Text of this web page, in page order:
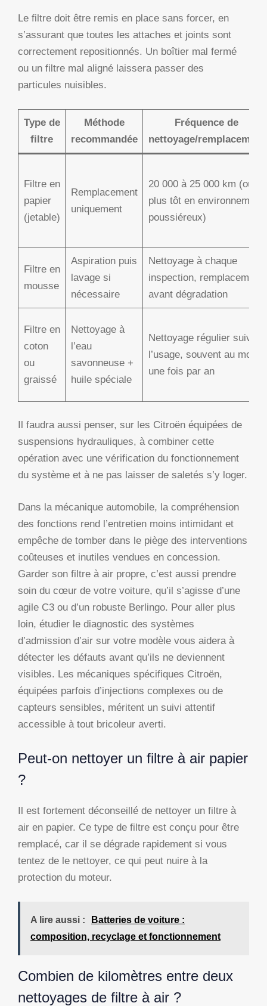
Le filtre doit être remis en place sans forcer, en
s’assurant que toutes les attaches et joints sont
correctement repositionnés. Un boîtier mal fermé
ou un filtre mal aligné laissera passer des
particules nuisibles.
Type de
filtre
Méthode
recommandée
Fréquence de
nettoyage/remplacement
Filtre en
papier
(jetable)
Remplacement
uniquement
20 000 à 25 000 km (ou
plus tôt en environnement
poussiéreux)
Filtre en
mousse
Aspiration puis
lavage si
nécessaire
Nettoyage à chaque
inspection, remplacement
avant dégradation
Filtre en
coton
ou
graissé
Nettoyage à
l’eau
savonneuse +
huile spéciale
Nettoyage régulier suivant
l’usage, souvent au moins
une fois par an
Il faudra aussi penser, sur les Citroën équipées de
suspensions hydrauliques, à combiner cette
opération avec une vérification du fonctionnement
du système et à ne pas laisser de saletés s’y loger.
Dans la mécanique automobile, la compréhension
des fonctions rend l’entretien moins intimidant et
empêche de tomber dans le piège des interventions
coûteuses et inutiles vendues en concession.
Garder son filtre à air propre, c’est aussi prendre
soin du cœur de votre voiture, qu’il s’agisse d’une
agile C3 ou d’un robuste Berlingo. Pour aller plus
loin, étudier le diagnostic des systèmes
d’admission d’air sur votre modèle vous aidera à
détecter les défauts avant qu’ils ne deviennent
visibles. Les mécaniques spécifiques Citroën,
équipées parfois d’injections complexes ou de
capteurs sensibles, méritent un suivi attentif
accessible à tout bricoleur averti.
Peut-on nettoyer un filtre à air papier
?
Il est fortement déconseillé de nettoyer un filtre à
air en papier. Ce type de filtre est conçu pour être
remplacé, car il se dégrade rapidement si vous
tentez de le nettoyer, ce qui peut nuire à la
protection du moteur.
A lire aussi :
Batteries de voiture :
composition, recyclage et fonctionnement
Combien de kilomètres entre deux
nettoyages de filtre à air ?